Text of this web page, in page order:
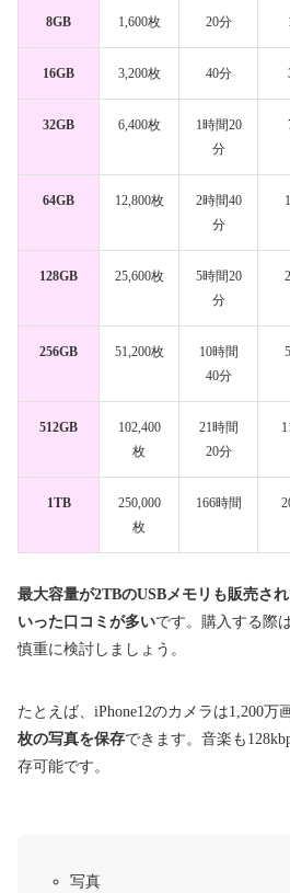
8GB 1,600枚 20分
16GB 3,200枚 40分
32GB 6,400枚
1時間20
分
64GB 12,800枚
2時間40
分
128GB 25,600枚
5時間20
分
256GB 51,200枚
10時間
40分
512GB
102,400
枚
21時間
20分
1TB
250,000
枚
166時間
最大容量が2TBのUSBメモリも販売さ
いった口コミが多いです。購入する際
慎重に検討しましょう。
たとえば、iPhone12のカメラは1,200万
枚の写真を保存できます。音楽も
存可能です。
写真